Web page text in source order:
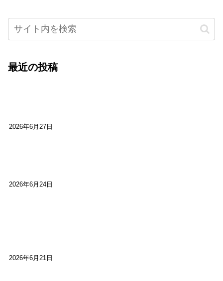
最近の投稿
2026年6月27日
2026年6月24日
2026年6月21日